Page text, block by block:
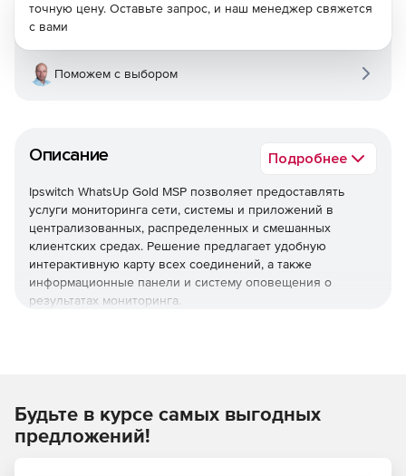
Описание Подробнее
Ipswitch WhatsUp Gold MSP позволяет предоставлять
услуги мониторинга сети, системы и приложений в
централизованных, распределенных и смешанных
клиентских средах. Решение предлагает удобную
интерактивную карту всех соединений, а также
информационные панели и систему оповещения о
результатах мониторинга.
сетей, серверов, устройств хранения, виртуальных
машин, приложений, потоков трафика и конфигураций в
средах Windows, Linux и Java с помощью одного и того же
точную цену. Оставьте запрос, и наш менеджер свяжется
с вами
Поможем с выбором
Будьте в курсе самых выгодных
предложений!